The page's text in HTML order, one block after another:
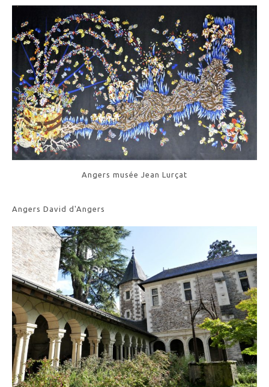
Angers musée Jean Lurçat
Angers David d'Angers